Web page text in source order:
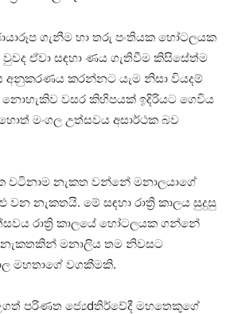
ගැනීම හා තරු පංතියක හෝටලයක
ඒවා සඳහා ණය ගැතිවීම කිසිසේත්ම
අනුකරණය කරන්නට යැම නිසා වියදම්
නොහැකිව වසර කිහිපයක්‌ ඉදිරියට ගෙවිය
මංගල උත්සවය අසාර්ථක බව
වටිනාම නැකත වන්නේ මනාලයාගේ
නැකතයි. මේ සඳහා රාත්‍රි කාලය සුදුසු
රාත්‍රි කාලයේ හෝටලයක ගන්නේ
මනාලිය තම නිවසට
මහතාගේ වගකීමකි.
පරිණත ජ්‍යෙdතිර්වේදී මහතෙකුගේ